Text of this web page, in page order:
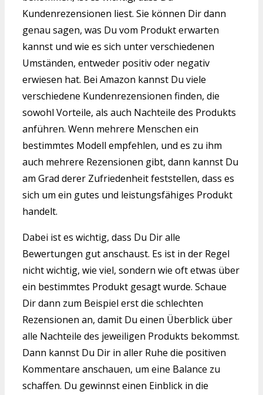
Kundenrezensionen liest. Sie können Dir dann
genau sagen, was Du vom Produkt erwarten
kannst und wie es sich unter verschiedenen
Umständen, entweder positiv oder negativ
erwiesen hat. Bei Amazon kannst Du viele
verschiedene Kundenrezensionen finden, die
sowohl Vorteile, als auch Nachteile des Produkts
anführen. Wenn mehrere Menschen ein
bestimmtes Modell empfehlen, und es zu ihm
auch mehrere Rezensionen gibt, dann kannst Du
am Grad derer Zufriedenheit feststellen, dass es
sich um ein gutes und leistungsfähiges Produkt
handelt.
Dabei ist es wichtig, dass Du Dir alle
Bewertungen gut anschaust. Es ist in der Regel
nicht wichtig, wie viel, sondern wie oft etwas über
ein bestimmtes Produkt gesagt wurde. Schaue
Dir dann zum Beispiel erst die schlechten
Rezensionen an, damit Du einen Überblick über
alle Nachteile des jeweiligen Produkts bekommst.
Dann kannst Du Dir in aller Ruhe die positiven
Kommentare anschauen, um eine Balance zu
schaffen. Du gewinnst einen Einblick in die